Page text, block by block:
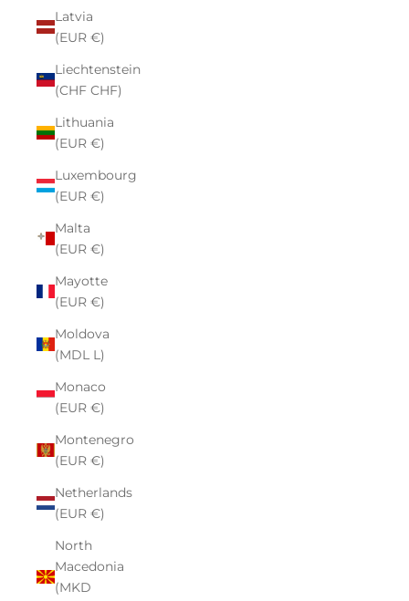
Latvia
(EUR €)
Liechtenstein
(CHF CHF)
Lithuania
(EUR €)
Luxembourg
(EUR €)
Malta
(EUR €)
Mayotte
(EUR €)
Moldova
(MDL L)
Monaco
(EUR €)
Montenegro
(EUR €)
Netherlands
(EUR €)
North
Macedonia
(MKD